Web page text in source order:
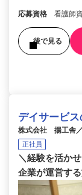
応募資格 看護師
後で見る
デイサービ
株式会社 揚工舎
正社員
＼経験を活か
企業が運営す